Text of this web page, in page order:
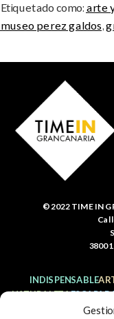
Etiquetado como: arte
museo perez galdos,
© 2022 TIME IN
INDISPENSABLE
NATURALEZA